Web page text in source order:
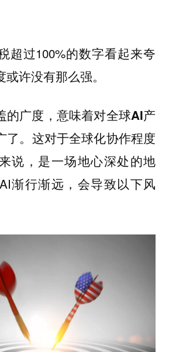
超过100%的数字看起来夸
许没有那么强。
的广度，意味着对全球AI产
。 这对于全球化协作程度
说，是一场地心深处的地
渐行渐远，会导致以下风